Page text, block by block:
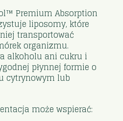
Premium Absorption
liposomy, które
transportować
organizmu.
alkoholu ani cukru i
płynnej formie o
cytrynowym lub
może wspierać: